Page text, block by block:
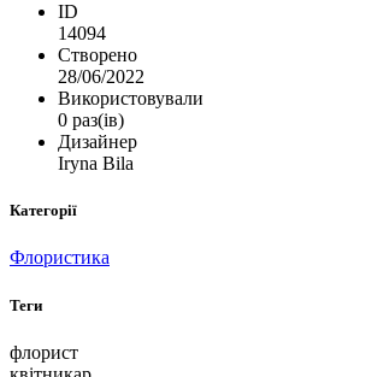
ID
14094
Створено
28/06/2022
Використовували
0 раз(ів)
Дизайнер
Iryna Bila
Категорії
Флористика
Теги
флорист